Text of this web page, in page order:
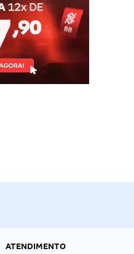
ATENDIMENTO